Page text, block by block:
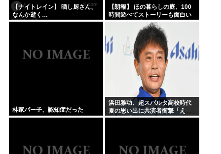
【ナイトレイン】 晒し厨さん、
なんか逝く…
【朗報】 ほの暮らしの庭、100
時間遊べてストーリーも面白い
スタバレの上位互換だとまじで
林家パー子、認知症だった
浜田雅功、超スパルタ高校時代
夏の思い出に共演者衝撃「え
え？」「それはかわいそう」